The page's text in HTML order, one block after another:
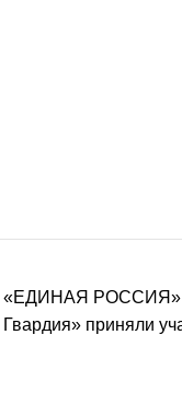
«ЕДИНАЯ РОССИЯ»
Гвардия» приняли